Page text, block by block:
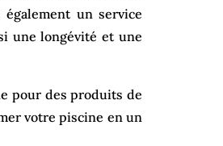
un service
une longévité et une
pour des produits de
votre piscine en un